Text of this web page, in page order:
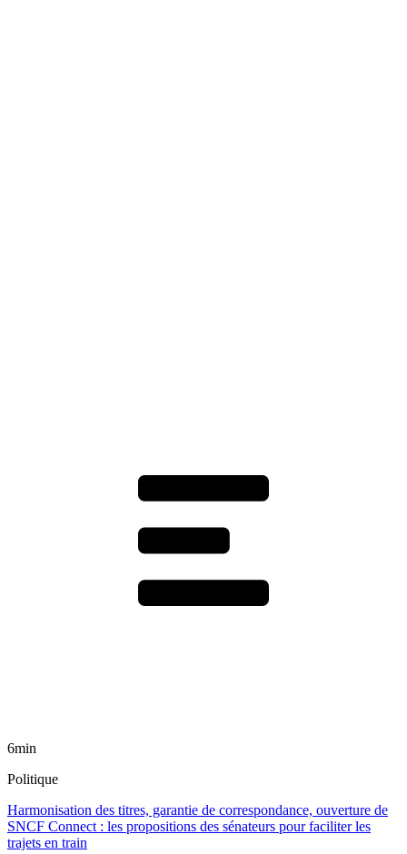
6min
Politique
Harmonisation des titres, garantie de correspondance, ouverture de
SNCF Connect : les propositions des sénateurs pour faciliter les
trajets en train